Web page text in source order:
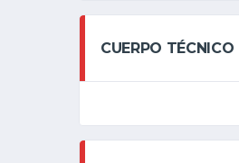
CUERPO TÉCNICO